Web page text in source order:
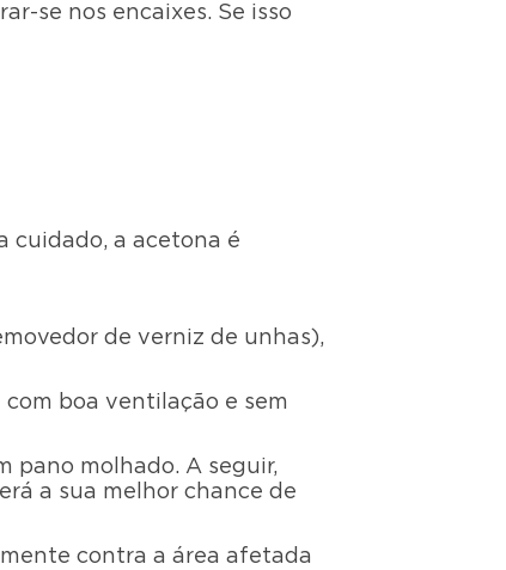
se nos encaixes. Se isso
cuidado, a acetona é
de verniz de unhas),
boa ventilação e sem
pano molhado. A seguir,
a sua melhor chance de
contra a área afetada